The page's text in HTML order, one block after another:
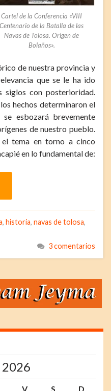
Cartel de la Conferencia «VIII
Centenario de la Batalla de las
Navas de Tolosa. Origen de
Bolaños».
de nuestra provincia y
que se le ha ido
con posterioridad.
hechos determinaron el
esbozará brevemente
de nuestro pueblo.
el tema en torno a cinco
en lo fundamental de:
, historia, navas de tolosa,
3 comentarios
2026
V S D